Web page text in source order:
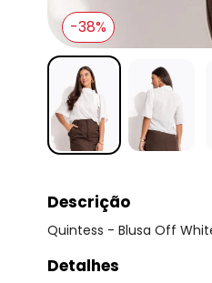
-38%
Descrição
Quintess - Blusa Off
Detalhes